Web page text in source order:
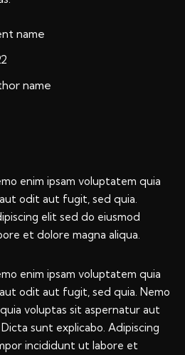
name
name
enim ipsam voluptatem quia
odit aut fugit, sed quia.
elit sed do eiusmod
et dolore magna aliqua.
enim ipsam voluptatem quia
odit aut fugit, sed quia. Nemo
voluptas sit aspernatur aut
sunt explicabo. Adipiscing
incididunt ut labore et